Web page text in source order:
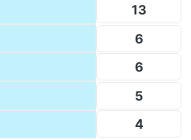
13
6
6
5
4